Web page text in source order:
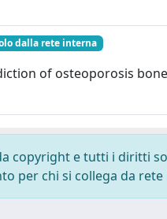
dalla rete interna
of osteoporosis
copyright e tutti i diritti
per chi si collega da